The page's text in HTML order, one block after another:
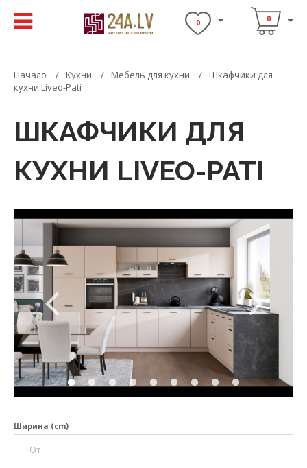
0 0
Начало Кухни Мебель для кухни
Шкафчики для
кухни Liveo-Pati
ШКАФЧИКИ ДЛЯ
КУХНИ LIVEO-PATI
Ширина (cm)